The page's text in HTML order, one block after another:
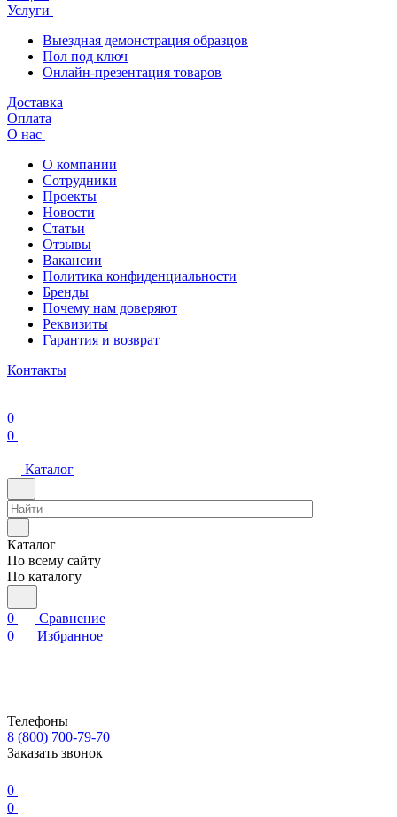
Услуги
Выездная демонстрация образцов
Пол под ключ
Онлайн-презентация товаров
Доставка
Оплата
О нас
О компании
Сотрудники
Проекты
Новости
Статьи
Отзывы
Вакансии
Политика конфиденциальности
Бренды
Почему нам доверяют
Реквизиты
Гарантия и возврат
Контакты
0
0
Каталог
Каталог
По всему сайту
По каталогу
0
Сравнение
0
Избранное
Телефоны
8 (800) 700-79-70
Заказать звонок
0
0